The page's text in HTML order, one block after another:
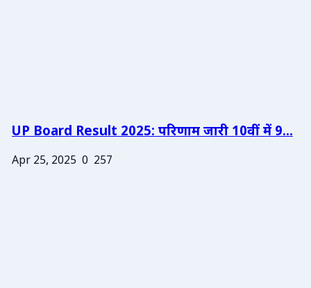
UP Board Result 2025: परिणाम जारी 10वीं में 9...
Apr 25, 2025 0 257